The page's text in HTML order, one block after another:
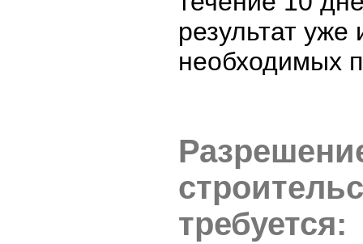
результат уже
необходимых
требуется: